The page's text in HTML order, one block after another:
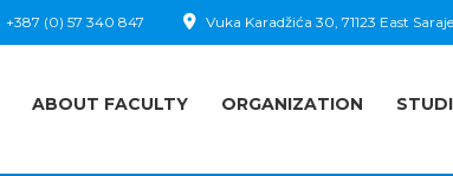
Vuka Karadžića 30, 71123 East
+387 (0) 57 340 847
ABOUT FACULTY ORGANIZATION